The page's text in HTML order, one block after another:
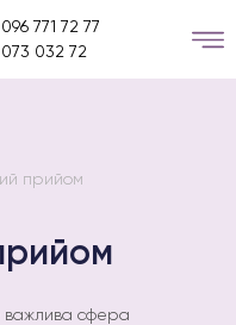
771 72 77
032 72
прийом
важлива сфера